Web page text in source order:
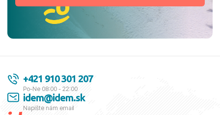
+421 910 301 207
Po-Ne 08:00 - 22:00
idem@idem.sk
Napíšte nám email